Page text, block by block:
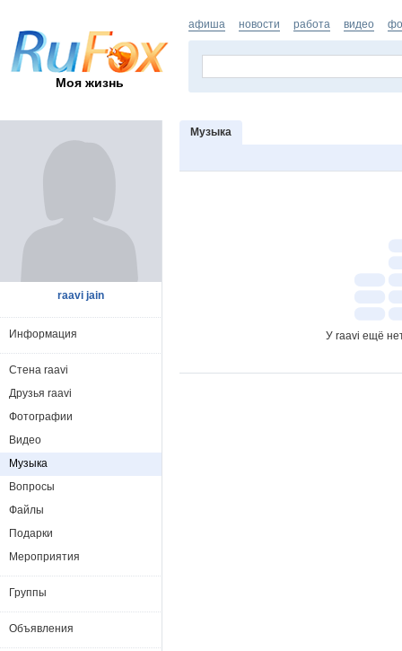
Моя жизнь
афиша новости работа видео
Музыка
У raavi ещё
raavi jain
Информация
Стена raavi
Друзья raavi
Фотографии
Видео
Музыка
Вопросы
Файлы
Подарки
Мероприятия
Группы
Объявления